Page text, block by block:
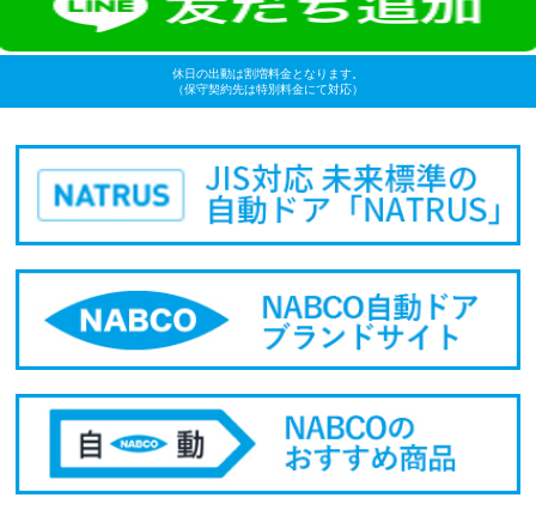
休日の出動は割増料金となります。
（保守契約先は特別料金にて対応）